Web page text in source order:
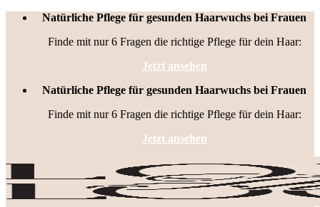
Zum
Natürliche Pflege für gesunden Haarwuchs bei Frauen
Finde mit nur 6 Fragen die richtige Pflege für dein Haar:
Jetzt ansehen
Natürliche Pflege für gesunden Haarwuchs bei Frauen
Finde mit nur 6 Fragen die richtige Pflege für dein Haar:
Jetzt ansehen